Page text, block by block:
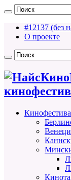
#12137 (без
О проекте